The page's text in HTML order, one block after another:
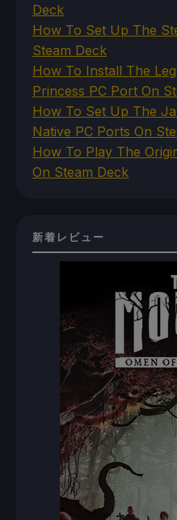
Deck
How To Set Up The
Steam Deck
How To Install The
Princess PC Port On
How To Set Up The
Native PC Ports On
How To Play The
On Steam Deck
新着レビュー